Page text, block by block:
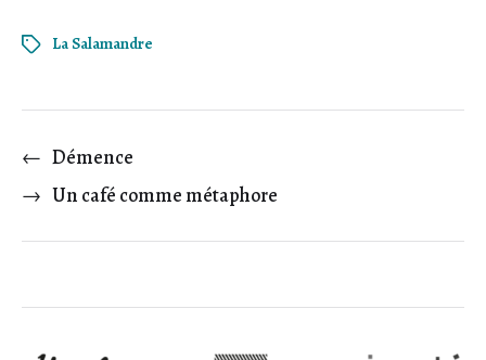
La Salamandre
← Démence
→ Un café comme métaphore